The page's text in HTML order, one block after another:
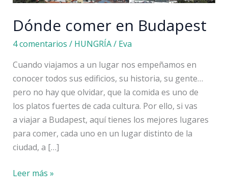
Dónde comer en Budapest
4 comentarios / HUNGRÍA/ Eva
Cuando viajamos a un lugar nos empeñamos en
conocer todos sus edificios, su historia, su gente…
pero no hay que olvidar, que la comida es uno de
los platos fuertes de cada cultura. Por ello, si vas
a viajar a Budapest, aquí tienes los mejores lugares
para comer, cada uno en un lugar distinto de la
ciudad, a […]
Dónde
Leer más »